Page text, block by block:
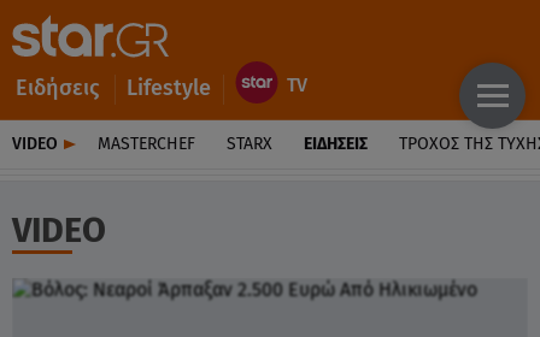
Ειδήσεις Lifestyle
VIDEO MASTERCHEF STARX ΕΙΔΉΣΕΙΣ ΤΡΟΧΌΣ ΤΗΣ
VIDEO